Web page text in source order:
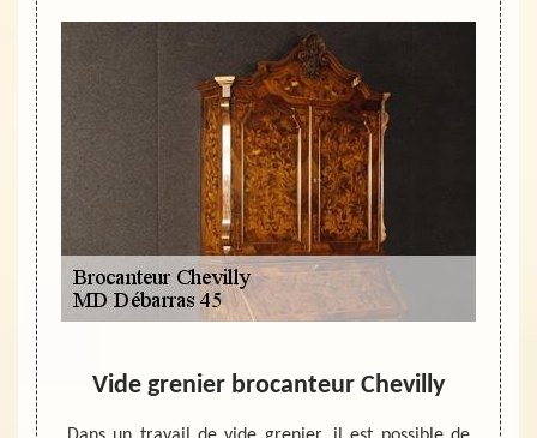
Vide grenier brocanteur Chevilly